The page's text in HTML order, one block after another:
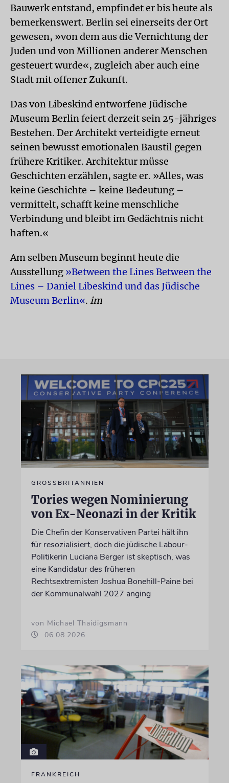
Bauwerk entstand, empfindet er bis heute als
bemerkenswert. Berlin sei einerseits der Ort
gewesen, »von dem aus die Vernichtung der
Juden und von Millionen anderer Menschen
gesteuert wurde«, zugleich aber auch eine
Stadt mit offener Zukunft.
Das von Libeskind entworfene Jüdische
Museum Berlin feiert derzeit sein 25-jähriges
Bestehen. Der Architekt verteidigte erneut
seinen bewusst emotionalen Baustil gegen
frühere Kritiker. Architektur müsse
Geschichten erzählen, sagte er. »Alles, was
keine Geschichte – keine Bedeutung –
vermittelt, schafft keine menschliche
Verbindung und bleibt im Gedächtnis nicht
haften.«
Am selben Museum beginnt heute die
Ausstellung »Between the Lines Between the
Lines – Daniel Libeskind und das Jüdische
Museum Berlin«. im
GROSSBRITANNIEN
Tories wegen Nominierung
von Ex-Neonazi in der Kritik
Die Chefin der Konservativen Partei hält ihn
für resozialisiert, doch die jüdische Labour-
Politikerin Luciana Berger ist skeptisch, was
eine Kandidatur des früheren
Rechtsextremisten Joshua Bonehill-Paine bei
der Kommunalwahl 2027 anging
von Michael Thaidigsmann
06.08.2026
FRANKREICH